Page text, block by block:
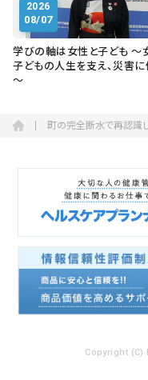
2026
08/07
学びの軸は女性と子ども ～
子どもの人生を支え、災害に
～
町の完全断水で再認識
Copyright (C)